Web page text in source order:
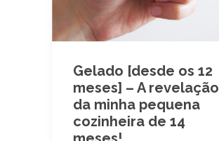
Gelado [desde os 12
meses] – A revelação
da minha pequena
cozinheira de 14